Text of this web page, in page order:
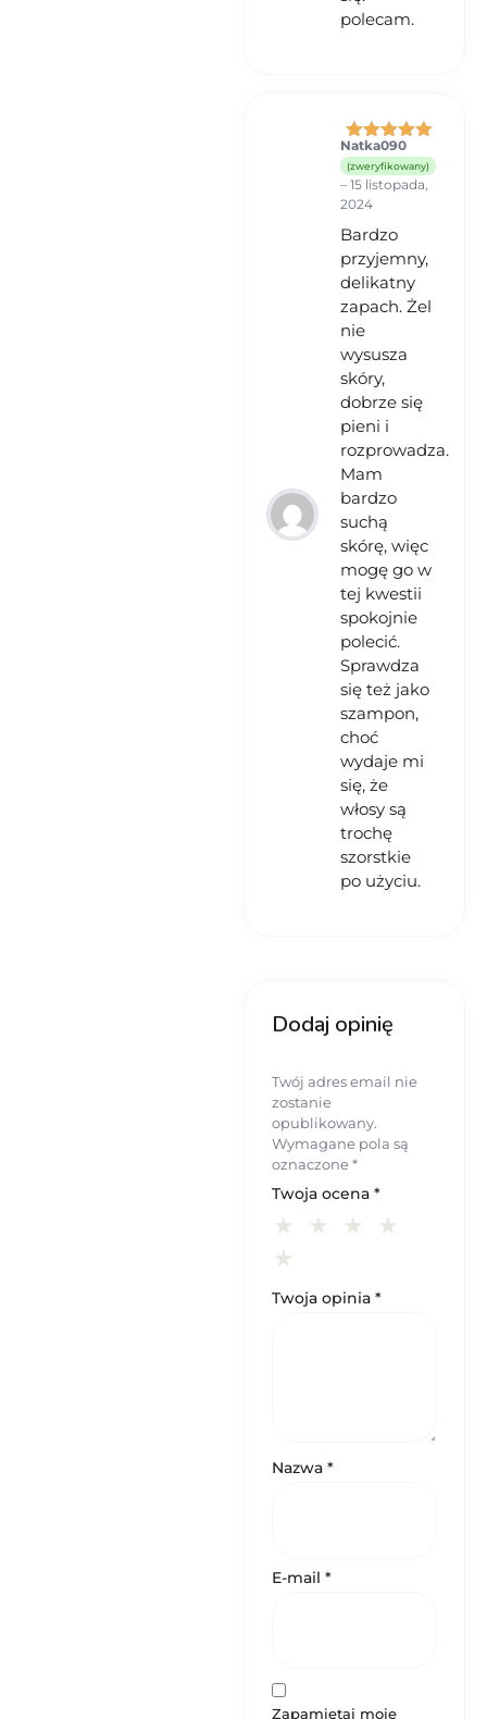
polecam.
Oceniono
na 5
Natka090
(zweryfikowany)
– 15 listopada,
2024
Bardzo
przyjemny,
delikatny
zapach. Żel
nie
wysusza
skóry,
dobrze się
pieni i
rozprowadza.
Mam
bardzo
suchą
skórę, więc
mogę go w
tej kwestii
spokojnie
polecić.
Sprawdza
się też jako
szampon,
choć
wydaje mi
się, że
włosy są
trochę
szorstkie
po użyciu.
Dodaj opinię
Twój adres email nie
zostanie
opublikowany.
Wymagane pola są
oznaczone*
Twoja ocena *
Twoja opinia *
Nazwa *
E-mail *
Zapamiętaj moje